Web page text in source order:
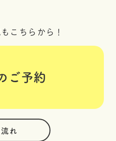
こちらから！
予約
れ